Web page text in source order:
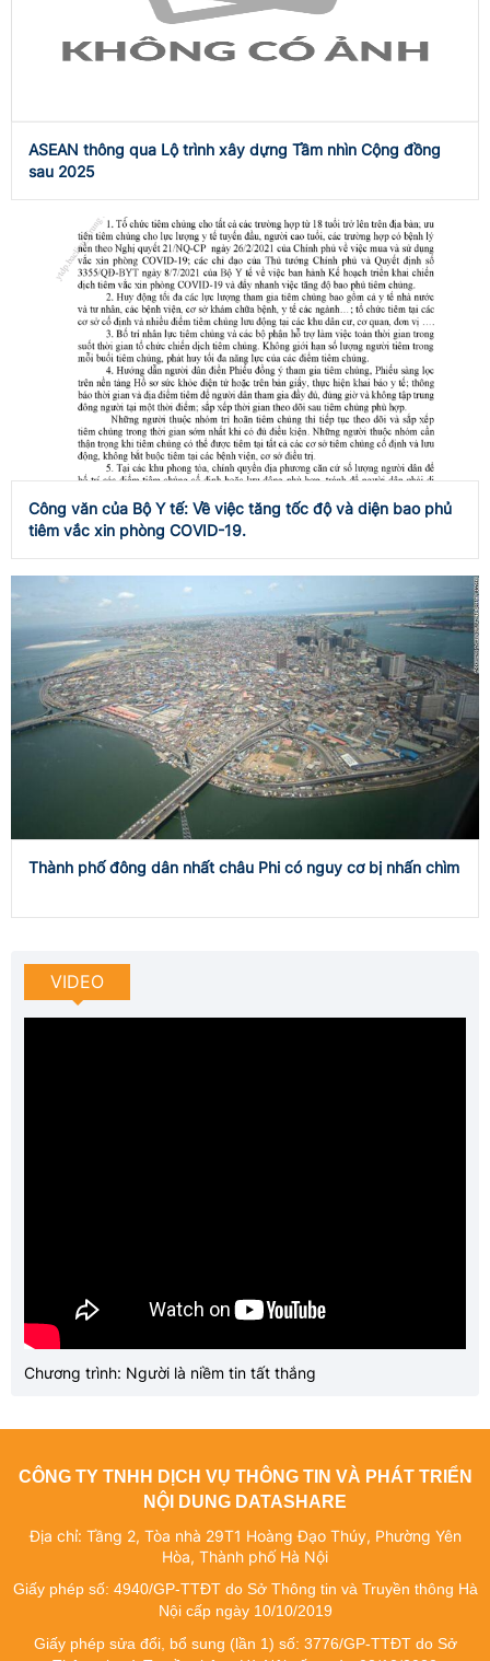
ASEAN thông qua Lộ trình xây dựng Tầm nhìn Cộng đồng
sau 2025
Công văn của Bộ Y tế: Về việc tăng tốc độ và diện bao phủ
tiêm vắc xin phòng COVID-19.
Thành phố đông dân nhất châu Phi có nguy cơ bị nhấn chìm
VIDEO
Chương trình: Người là niềm tin tất thắng
CÔNG TY TNHH DỊCH VỤ THÔNG TIN VÀ PHÁT TRIỂN
NỘI DUNG DATASHARE
Địa chỉ: Tầng 2, Tòa nhà 29T1 Hoàng Đạo Thúy, Phường Yên
Hòa, Thành phố Hà Nội
Giấy phép số: 4940/GP-TTĐT do Sở Thông tin và Truyền thông Hà
Nội cấp ngày 10/10/2019
Giấy phép sửa đổi, bổ sung (lần 1) số: 3776/GP-TTĐT do Sở